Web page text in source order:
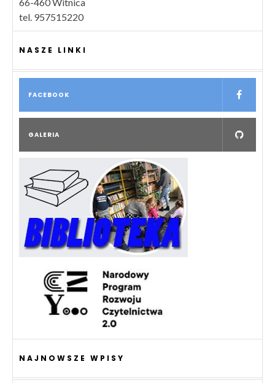
tel. 957515220
NASZE LINKI
FACEBOOK
GALERIA
NAJNOWSZE WPISY